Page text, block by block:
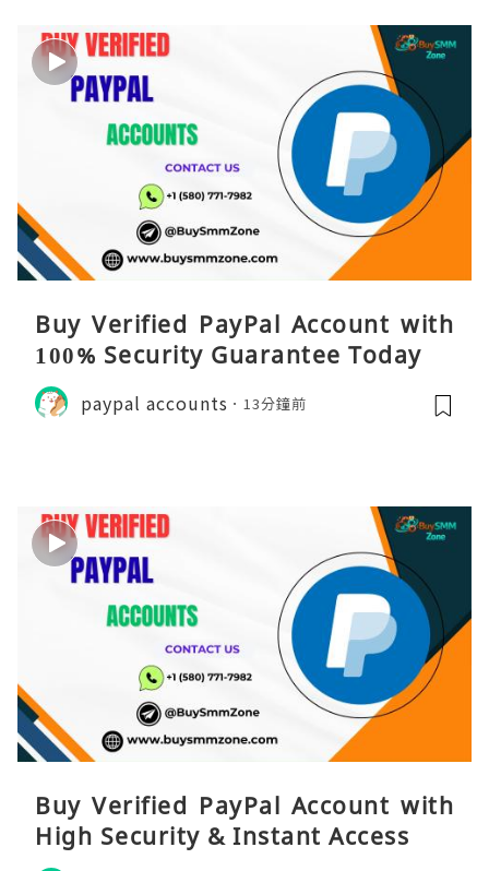
Buy Verified PayPal Account with
100% Security Guarantee Today
paypal accounts 13分鐘前
Buy Verified PayPal Account with
High Security & Instant Access